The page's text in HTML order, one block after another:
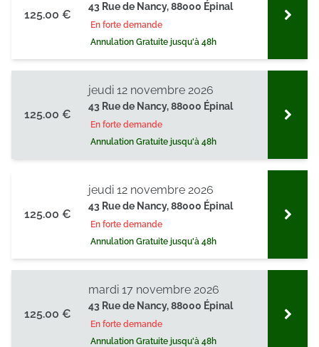
125.00 €
43 Rue de Nancy, 88000 Épinal
En forte demande
Annulation Gratuite jusqu'à 48h
125.00 €
43 Rue de Nancy, 88000 Épinal
En forte demande
Annulation Gratuite jusqu'à 48h
jeudi 12 novembre 2026
125.00 €
43 Rue de Nancy, 88000 Épinal
En forte demande
Annulation Gratuite jusqu'à 48h
jeudi 12 novembre 2026
125.00 €
43 Rue de Nancy, 88000 Épinal
En forte demande
Annulation Gratuite jusqu'à 48h
mardi 17 novembre 2026